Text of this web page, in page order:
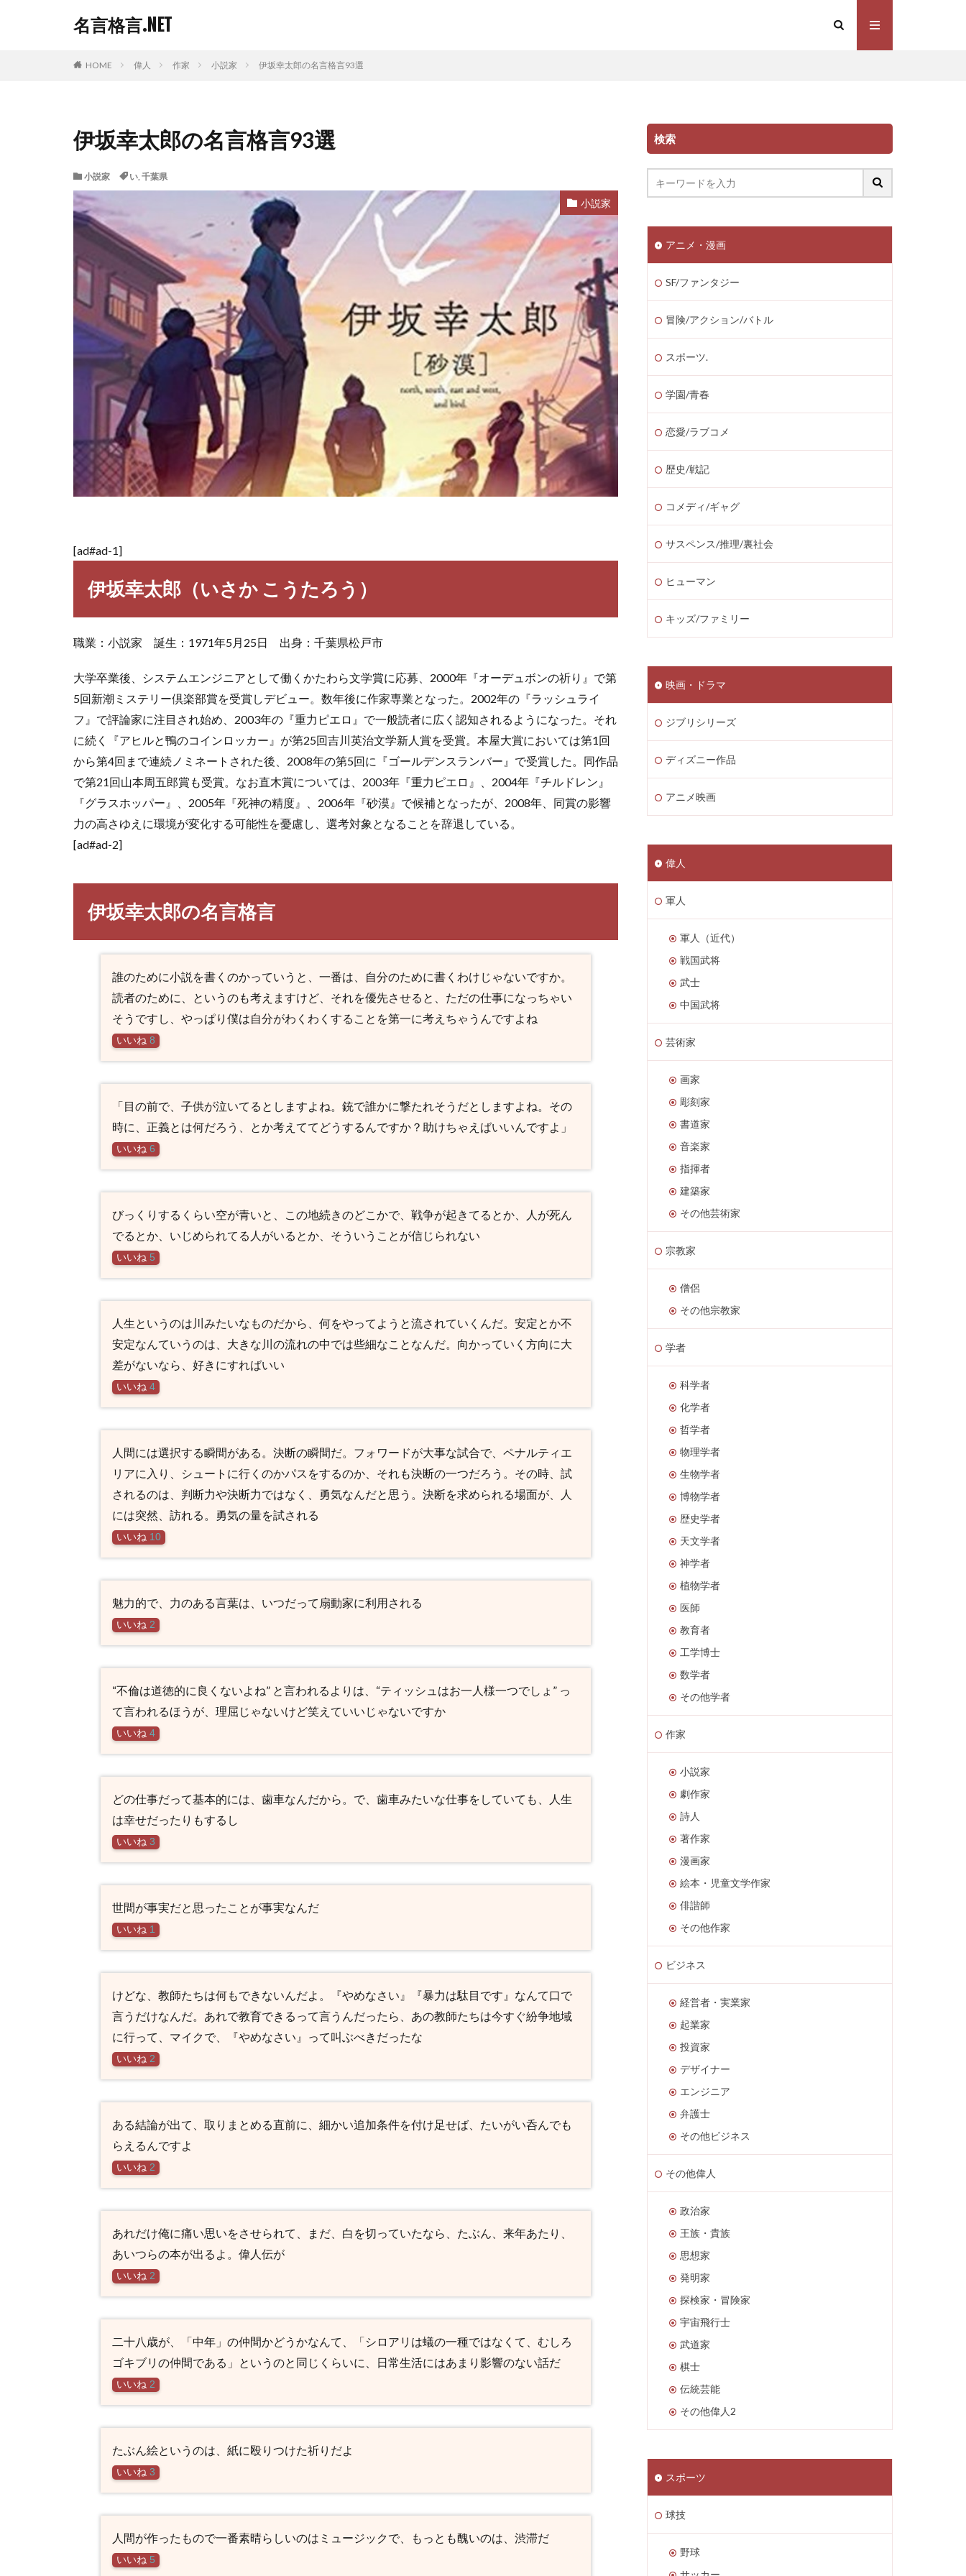
名言格言.NET
HOME 偉人 作家 小説家 伊坂幸太郎の名言格言93選
伊坂幸太郎の名言格言93選
小説家 い, 千葉県
小説家
[ad#ad-1]
伊坂幸太郎（いさか こうたろう）
職業：小説家 誕生：1971年5月25日 出身：千葉県松戸市
大学卒業後、システムエンジニアとして働くかたわら文学賞に応募、2000年『オーデュボンの祈り』で第
5回新潮ミステリー倶楽部賞を受賞しデビュー。数年後に作家専業となった。2002年の『ラッシュライ
フ』で評論家に注目され始め、2003年の『重力ピエロ』で一般読者に広く認知されるようになった。それ
に続く『アヒルと鴨のコインロッカー』が第25回吉川英治文学新人賞を受賞。本屋大賞においては第1回
から第4回まで連続ノミネートされた後、2008年の第5回に『ゴールデンスランバー』で受賞した。同作品
で第21回山本周五郎賞も受賞。なお直木賞については、2003年『重力ピエロ』、2004年『チルドレン』
『グラスホッパー』、2005年『死神の精度』、2006年『砂漠』で候補となったが、2008年、同賞の影響
力の高さゆえに環境が変化する可能性を憂慮し、選考対象となることを辞退している。
[ad#ad-2]
伊坂幸太郎の名言格言
誰のために小説を書くのかっていうと、一番は、自分のために書くわけじゃないですか。
読者のために、というのも考えますけど、それを優先させると、ただの仕事になっちゃい
そうですし、やっぱり僕は自分がわくわくすることを第一に考えちゃうんですよね
いいね 8
「目の前で、子供が泣いてるとしますよね。銃で誰かに撃たれそうだとしますよね。その
時に、正義とは何だろう、とか考えててどうするんですか？助けちゃえばいいんですよ」
いいね 6
びっくりするくらい空が青いと、この地続きのどこかで、戦争が起きてるとか、人が死ん
でるとか、いじめられてる人がいるとか、そういうことが信じられない
いいね 5
人生というのは川みたいなものだから、何をやってようと流されていくんだ。安定とか不
安定なんていうのは、大きな川の流れの中では些細なことなんだ。向かっていく方向に大
差がないなら、好きにすればいい
いいね 4
人間には選択する瞬間がある。決断の瞬間だ。フォワードが大事な試合で、ペナルティエ
リアに入り、シュートに行くのかパスをするのか、それも決断の一つだろう。その時、試
されるのは、判断力や決断力ではなく、勇気なんだと思う。決断を求められる場面が、人
には突然、訪れる。勇気の量を試される
いいね 10
魅力的で、力のある言葉は、いつだって扇動家に利用される
いいね 2
“不倫は道徳的に良くないよね” と言われるよりは、“ティッシュはお一人様一つでしょ” っ
て言われるほうが、理屈じゃないけど笑えていいじゃないですか
いいね 4
どの仕事だって基本的には、歯車なんだから。で、歯車みたいな仕事をしていても、人生
は幸せだったりもするし
いいね 3
世間が事実だと思ったことが事実なんだ
いいね 1
けどな、教師たちは何もできないんだよ。『やめなさい』『暴力は駄目です』なんて口で
言うだけなんだ。あれで教育できるって言うんだったら、あの教師たちは今すぐ紛争地域
に行って、マイクで、『やめなさい』って叫ぶべきだったな
いいね 2
ある結論が出て、取りまとめる直前に、細かい追加条件を付け足せば、たいがい呑んでも
らえるんですよ
いいね 2
あれだけ俺に痛い思いをさせられて、まだ、白を切っていたなら、たぶん、来年あたり、
あいつらの本が出るよ。偉人伝が
いいね 2
二十八歳が、「中年」の仲間かどうかなんて、「シロアリは蟻の一種ではなくて、むしろ
ゴキブリの仲間である」というのと同じくらいに、日常生活にはあまり影響のない話だ
いいね 2
たぶん絵というのは、紙に殴りつけた祈りだよ
いいね 3
人間が作ったもので一番素晴らしいのはミュージックで、もっとも醜いのは、渋滞だ
いいね 5
検索
アニメ・漫画
SF/ファンタジー
冒険/アクション/バトル
スポーツ.
学園/青春
恋愛/ラブコメ
歴史/戦記
コメディ/ギャグ
サスペンス/推理/裏社会
ヒューマン
キッズ/ファミリー
映画・ドラマ
ジブリシリーズ
ディズニー作品
アニメ映画
偉人
軍人
軍人（近代）
戦国武将
武士
中国武将
芸術家
画家
彫刻家
書道家
音楽家
指揮者
建築家
その他芸術家
宗教家
僧侶
その他宗教家
学者
科学者
化学者
哲学者
物理学者
生物学者
博物学者
歴史学者
天文学者
神学者
植物学者
医師
教育者
工学博士
数学者
その他学者
作家
小説家
劇作家
詩人
著作家
漫画家
絵本・児童文学作家
俳諧師
その他作家
ビジネス
経営者・実業家
起業家
投資家
デザイナー
エンジニア
弁護士
その他ビジネス
その他偉人
政治家
王族・貴族
思想家
発明家
探検家・冒険家
宇宙飛行士
武道家
棋士
伝統芸能
その他偉人2
スポーツ
球技
野球